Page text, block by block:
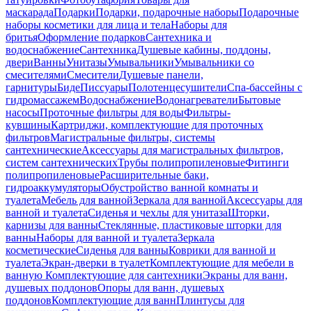
маскарадаПодаркиПодарки, подарочные наборыПодарочные
наборы косметики для лица и телаНаборы для
бритьяОформление подарковСантехника и
водоснабжениеСантехникаДушевые кабины, поддоны,
двериВанныУнитазыУмывальникиУмывальники со
смесителямиСмесителиДушевые панели,
гарнитурыБидеПиссуарыПолотенцесушителиСпа-бассейны с
гидромассажемВодоснабжениеВодонагревателиБытовые
насосыПроточные фильтры для водыФильтры-
кувшиныКартриджи, комплектующие для проточных
фильтровМагистральные фильтры, системы
сантехническиеАксессуары для магистральных фильтров,
систем сантехническихТрубы полипропиленовыеФитинги
полипропиленовыеРасширительные баки,
гидроаккумуляторыОбустройство ванной комнаты и
туалетаМебель для ваннойЗеркала для ваннойАксессуары для
ванной и туалетаСиденья и чехлы для унитазаШторки,
карнизы для ванныСтеклянные, пластиковые шторки для
ванныНаборы для ванной и туалетаЗеркала
косметическиеСиденья для ванныКоврики для ванной и
туалетаЭкран-дверки в туалетКомплектующие для мебели в
ванную Комплектующие для сантехникиЭкраны для ванн,
душевых поддоновОпоры для ванн, душевых
поддоновКомплектующие для ваннПлинтусы для